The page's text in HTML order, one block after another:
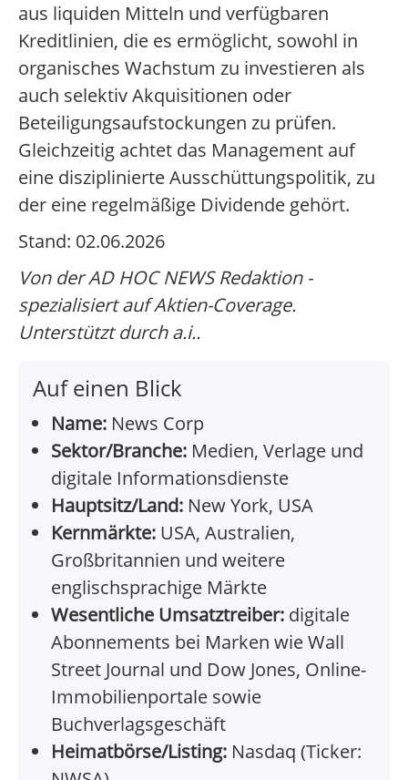
aus liquiden Mitteln und verfügbaren
Kreditlinien, die es ermöglicht, sowohl in
organisches Wachstum zu investieren als
auch selektiv Akquisitionen oder
Beteiligungsaufstockungen zu prüfen.
Gleichzeitig achtet das Management auf
eine disziplinierte Ausschüttungspolitik, zu
der eine regelmäßige Dividende gehört.
Stand: 02.06.2026
Von der AD HOC NEWS Redaktion -
spezialisiert auf Aktien-Coverage.
Unterstützt durch a.i..
Auf einen Blick
Name: News Corp
Sektor/Branche: Medien, Verlage und
digitale Informationsdienste
Hauptsitz/Land: New York, USA
Kernmärkte: USA, Australien,
Großbritannien und weitere
englischsprachige Märkte
Wesentliche Umsatztreiber: digitale
Abonnements bei Marken wie Wall
Street Journal und Dow Jones, Online-
Immobilienportale sowie
Buchverlagsgeschäft
Heimatbörse/Listing: Nasdaq (Ticker: